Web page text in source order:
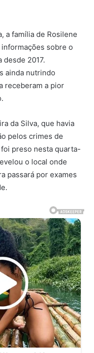
a família de Rosilene
sobre o
desde 2017.
ainda nutrindo
receberam a pior
da Silva, que havia
pelos crimes de
preso nesta quarta-
o local onde
passará por exames